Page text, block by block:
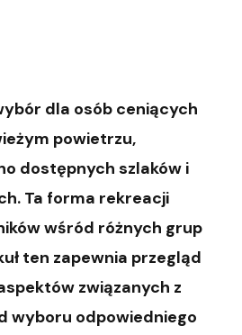
dla osób ceniących
powietrzu,
dostępnych szlaków i
Ta forma rekreacji
wśród różnych grup
ten zapewnia przegląd
związanych z
wyboru odpowiedniego